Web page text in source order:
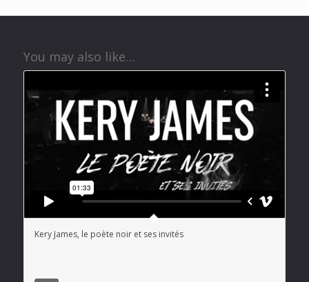
You may also like…
Kery James, le poète noir et ses invités